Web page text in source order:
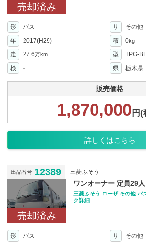
売却済み
形 バス サ
その他
年
2017(H29) 積 0kg
走 27.6万km 型
TPG-
検
- 県 栃木県
販売価格
1,870,000 円(
詳しくはこちら
出品番号 12389 三菱ふそう
売却済み
ワンオーナー 定員29
三菱ふそう ローザ その他 バ
ク詳細
形 バス サ
その他